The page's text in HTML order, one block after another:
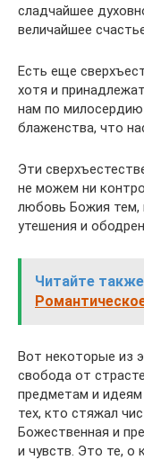
сладчайшее
величайшее
Есть еще
хотя и
нам по
блаженства, что
Эти
не можем ни
любовь Божия тем,
утешения и
Читайте
Вот некоторые из
свобода от
предметам и идеям
тех, кто стяжал
Божественная и
и чувств. Это те, о